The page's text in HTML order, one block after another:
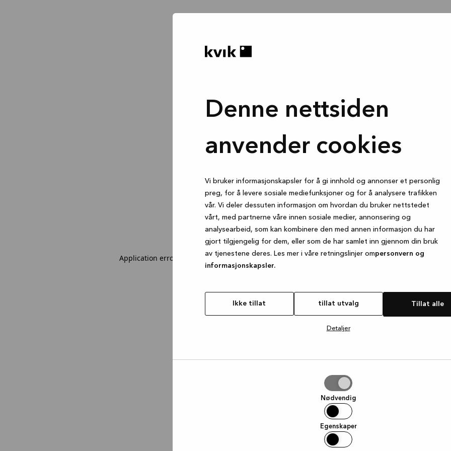
Denne nettsiden
anvender cookies
Vi bruker informasjonskapsler for å gi innhold og annonser et personlig
preg, for å levere sosiale mediefunksjoner og for å analysere trafikken
vår. Vi deler dessuten informasjon om hvordan du bruker nettstedet
vårt, med partnerne våre innen sosiale medier, annonsering og
analysearbeid, som kan kombinere den med annen informasjon du har
gjort tilgjengelig for dem, eller som de har samlet inn gjennom din bruk
av tjenestene deres. Les mer i våre retningslinjer ompersonvern og
informasjonskapsler.
Ikke tillat tillat utvalg Tillat alle
Detaljer
Nødvendig
Egenskaper
Application error: a client-side exception has occurred while loadingwww.kvik.no (see the